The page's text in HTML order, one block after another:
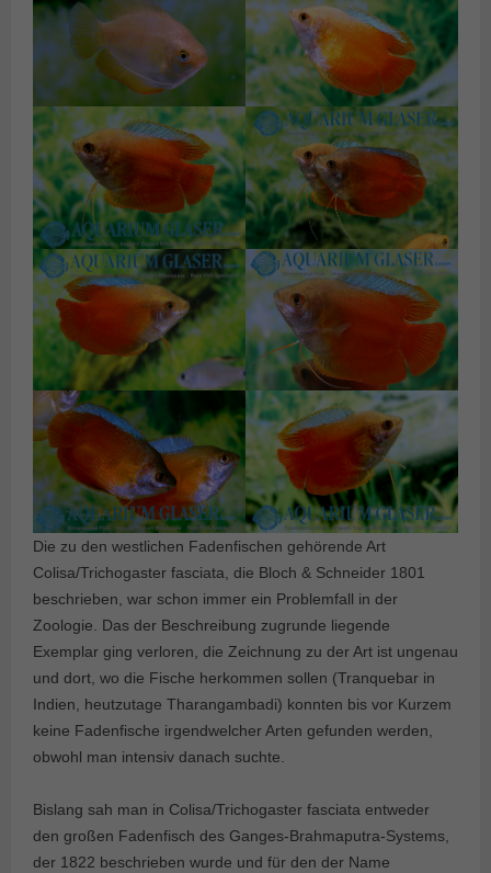
Die zu den westlichen Fadenfischen gehörende Art
Colisa/Trichogaster fasciata, die Bloch & Schneider 1801
beschrieben, war schon immer ein Problemfall in der
Zoologie. Das der Beschreibung zugrunde liegende
Exemplar ging verloren, die Zeichnung zu der Art ist ungenau
und dort, wo die Fische herkommen sollen (Tranquebar in
Indien, heutzutage Tharangambadi) konnten bis vor Kurzem
keine Fadenfische irgendwelcher Arten gefunden werden,
obwohl man intensiv danach suchte.
Bislang sah man in Colisa/Trichogaster fasciata entweder
den großen Fadenfisch des Ganges-Brahmaputra-Systems,
der 1822 beschrieben wurde und für den der Name